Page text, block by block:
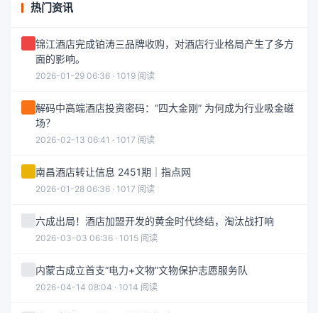
热门资讯
锦江酒店完成铂涛三品牌收购，对酒店行业格局产生了多方
面的影响。
2026-01-29 06:36 · 1019 阅读
解码中高端酒店投资密码：“四大金刚” 为何成为行业吸金磁
场？
2026-02-13 06:41 · 1017 阅读
南昌酒店转让信息 2451期｜指点网
2026-01-28 06:36 · 1017 阅读
六成出局！酒店加盟开发的黄金时代终结，淘汰战打响
2026-03-03 06:36 · 1015 阅读
内蒙古成立首支“电力+文物”文物保护志愿服务队
2026-04-14 08:04 · 1014 阅读